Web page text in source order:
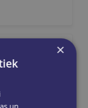
dienās.
×
un